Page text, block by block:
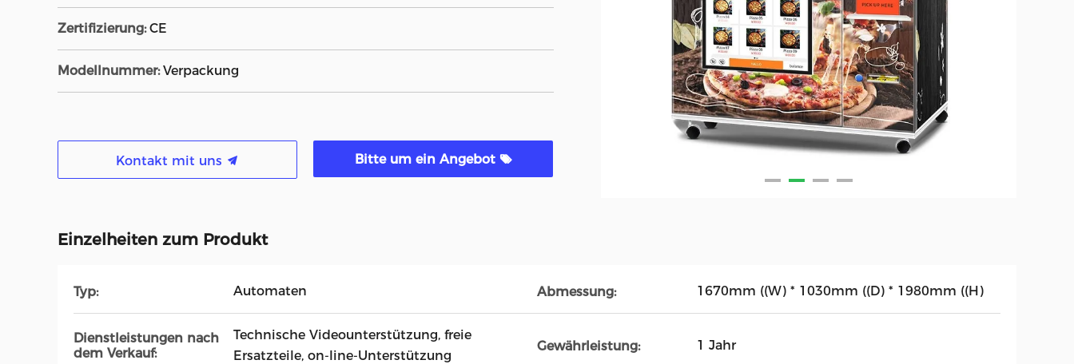
Zertifizierung: CE
Modellnummer: Verpackung
Kontakt mit uns Bitte um ein Angebot
Einzelheiten zum Produkt
Typ: Automaten Abmessung: 1670mm ((W) * 1030mm ((D) * 1980mm ((H)
Dienstleistungen nach
dem Verkauf:
Technische Videounterstützung, freie
Ersatzteile, on-line-Unterstützung
Gewährleistung: 1 Jahr